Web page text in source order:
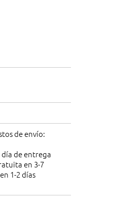
de envío:
de entrega
en 3-7
1-2 días